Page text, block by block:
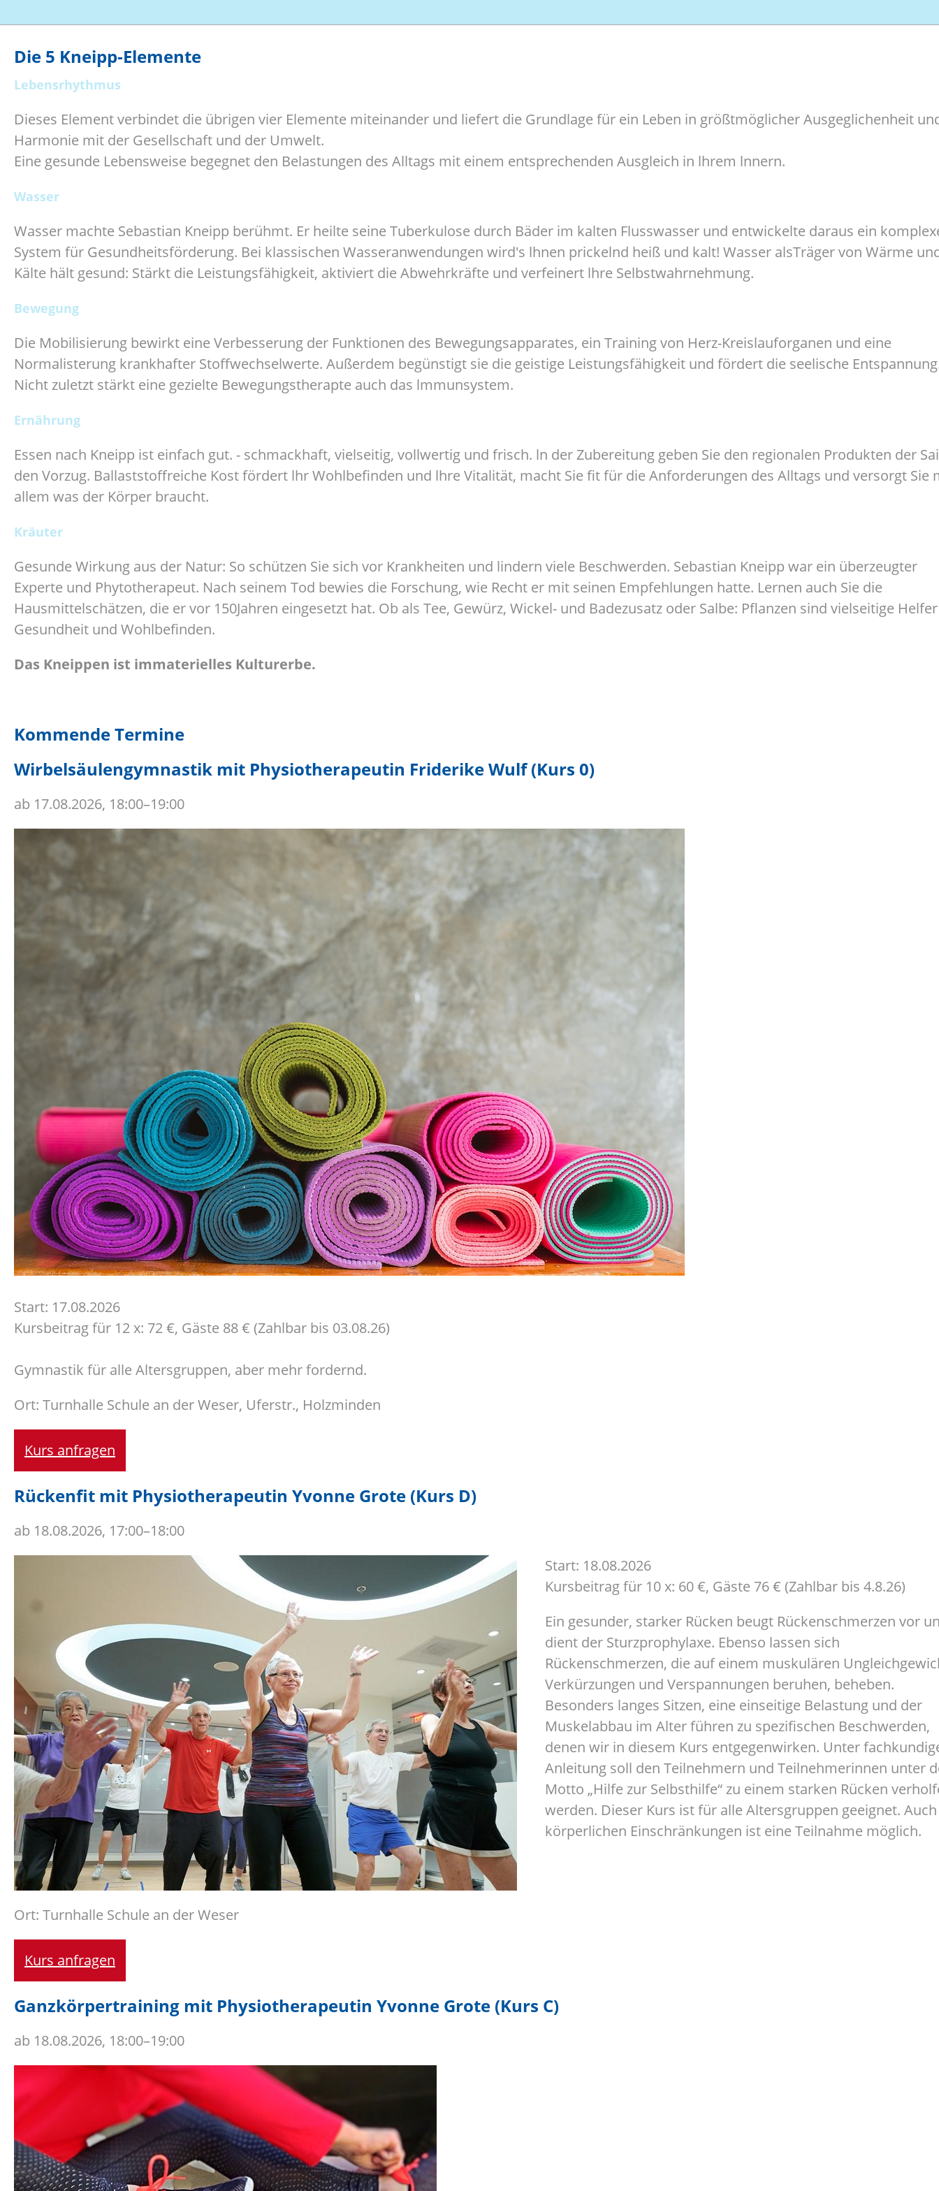
Die 5 Kneipp-Elemente
Lebensrhythmus
Dieses Element verbindet die übrigen vier Elemente miteinander und liefert die Grundlage für ein Leben in größtmöglicher Ausgeglichenheit
Harmonie mit der Gesellschaft und der Umwelt.
Eine gesunde Lebensweise begegnet den Belastungen des Alltags mit einem entsprechenden Ausgleich in lhrem lnnern.
Wasser
Wasser machte Sebastian Kneipp berühmt. Er heilte seine Tuberkulose durch Bäder im kalten Flusswasser und entwickelte daraus ein
System für Gesundheitsförderung. Bei klassischen Wasseranwendungen wird's lhnen prickelnd heiß und kalt! Wasser alsTräger von Wärme
Kälte hält gesund: Stärkt die Leistungsfähigkeit, aktiviert die Abwehrkräfte und verfeinert lhre Selbstwahrnehmung.
Bewegung
Die Mobilisierung bewirkt eine Verbesserung der Funktionen des Bewegungsapparates, ein Training von Herz-Kreislauforganen und eine
Normalisterung krankhafter Stoffwechselwerte. Außerdem begünstigt sie die geistige Leistungsfähigkeit und fördert die seelische
Nicht zuletzt stärkt eine gezielte Bewegungstherapte auch das lmmunsystem.
Ernährung
Essen nach Kneipp ist einfach gut. - schmackhaft, vielseitig, vollwertig und frisch. ln der Zubereitung geben Sie den regionalen Produkten der
den Vorzug. Ballaststoffreiche Kost fördert lhr Wohlbefinden und lhre Vitalität, macht Sie fit für die Anforderungen des Alltags und versorgt Sie
allem was der Körper braucht.
Kräuter
Gesunde Wirkung aus der Natur: So schützen Sie sich vor Krankheiten und lindern viele Beschwerden. Sebastian Kneipp war ein überzeugter
Experte und Phytotherapeut. Nach seinem Tod bewies die Forschung, wie Recht er mit seinen Empfehlungen hatte. Lernen auch Sie die
Hausmittelschätzen, die er vor 150Jahren eingesetzt hat. Ob als Tee, Gewürz, Wickel- und Badezusatz oder Salbe: Pflanzen sind vielseitige
Gesundheit und Wohlbefinden.
Das Kneippen ist immaterielles Kulturerbe.
Kommende Termine
Wirbelsäulengymnastik mit Physiotherapeutin Friderike Wulf (Kurs 0)
ab 17.08.2026, 18:00–19:00
Start: 17.08.2026
Kursbeitrag für 12 x: 72 €, Gäste 88 € (Zahlbar bis 03.08.26)
Gymnastik für alle Altersgruppen, aber mehr fordernd.
Ort: Turnhalle Schule an der Weser, Uferstr., Holzminden
Kurs anfragen
Rückenfit mit Physiotherapeutin Yvonne Grote (Kurs D)
ab 18.08.2026, 17:00–18:00
Start: 18.08.2026
Kursbeitrag für 10 x: 60 €, Gäste 76 € (Zahlbar bis 4.8.26)
Ein gesunder, starker Rücken beugt Rückenschmerzen vor
dient der Sturzprophylaxe. Ebenso lassen sich
Rückenschmerzen, die auf einem muskulären
Verkürzungen und Verspannungen beruhen, beheben.
Besonders langes Sitzen, eine einseitige Belastung und der
Muskelabbau im Alter führen zu spezifischen Beschwerden,
denen wir in diesem Kurs entgegenwirken. Unter
Anleitung soll den Teilnehmern und Teilnehmerinnen unter
Motto „Hilfe zur Selbsthilfe“ zu einem starken Rücken
werden. Dieser Kurs ist für alle Altersgruppen geeignet.
körperlichen Einschränkungen ist eine Teilnahme möglich.
Ort: Turnhalle Schule an der Weser
Kurs anfragen
Ganzkörpertraining mit Physiotherapeutin Yvonne Grote (Kurs C)
ab 18.08.2026, 18:00–19:00